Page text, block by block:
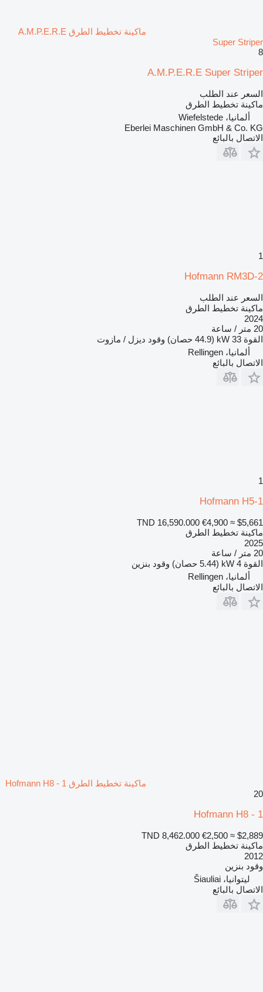
ماكينة تخطيط الطرق A.M.P.E.R.E
Super Striper
8
A.M.P.E.R.E Super Striper
السعر عند الطلب
ماكينة تخطيط الطرق
ألمانيا، Wiefelstede
Eberlei Maschinen GmbH & Co. KG
الاتصال بالبائع
1
Hofmann RM3D-2
السعر عند الطلب
ماكينة تخطيط الطرق
2024
20 متر / ساعة
القوة 33 kW (44.9 حصان) وقود ديزل / مازوت
ألمانيا، Rellingen
الاتصال بالبائع
1
Hofmann H5-1
TND 16,590.000 €4,900 ≈ $5,661
ماكينة تخطيط الطرق
2025
20 متر / ساعة
القوة 4 kW (5.44 حصان) وقود بنزين
ألمانيا، Rellingen
الاتصال بالبائع
ماكينة تخطيط الطرق Hofmann H8 - 1
20
Hofmann H8 - 1
TND 8,462.000 €2,500 ≈ $2,889
ماكينة تخطيط الطرق
2012
وقود بنزين
ليتوانيا، Šiauliai
الاتصال بالبائع